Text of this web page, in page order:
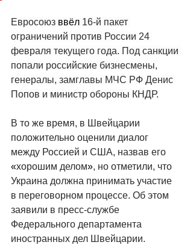
Евросоюз ввёл 16-й пакет
ограничений против России 24
февраля текущего года. Под санкции
попали российские бизнесмены,
генералы, замглавы МЧС РФ Денис
Попов и министр обороны КНДР.
В то же время, в Швейцарии
положительно оценили диалог
между Россией и США, назвав его
«хорошим делом», но отметили, что
Украина должна принимать участие
в переговорном процессе. Об этом
заявили в пресс-службе
Федерального департамента
иностранных дел Швейцарии.